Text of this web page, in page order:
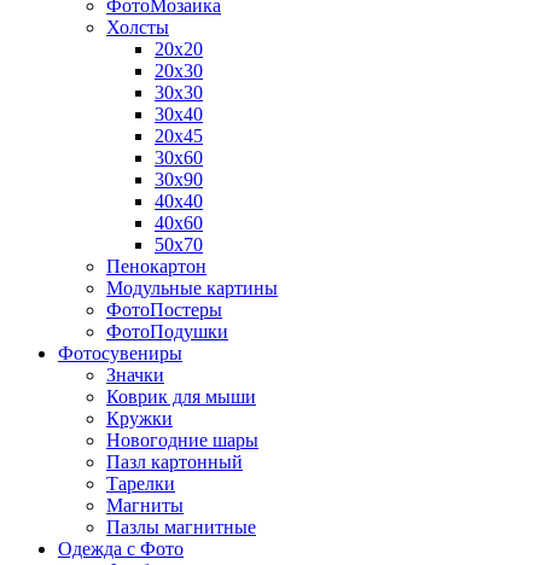
ФотоМозаика
Холсты
20х20
20х30
30х30
30х40
20х45
30х60
30х90
40х40
40х60
50х70
Пенокартон
Модульные картины
ФотоПостеры
ФотоПодушки
Фотоcувениры
Значки
Коврик для мыши
Кружки
Новогодние шары
Пазл картонный
Тарелки
Магниты
Пазлы магнитные
Одежда с Фото